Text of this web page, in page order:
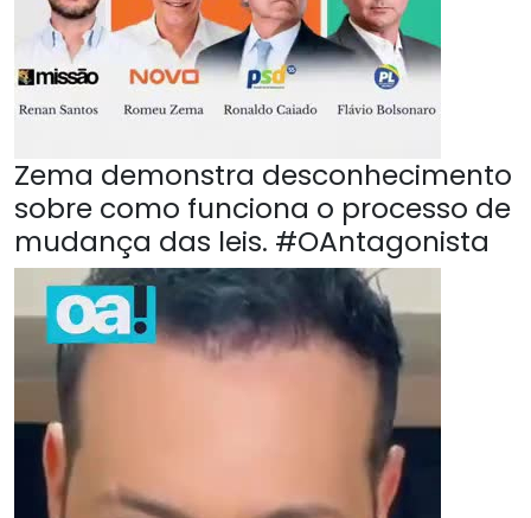
Zema demonstra desconhecimento
sobre como funciona o processo de
mudança das leis. #OAntagonista